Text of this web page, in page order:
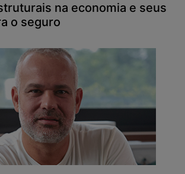
na economia e seus
o seguro